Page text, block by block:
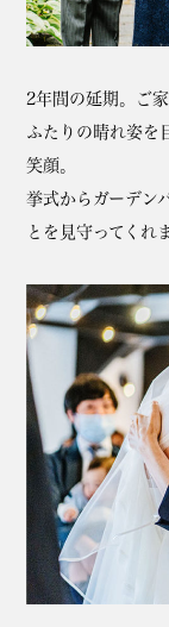
2年間の延期。ご
ふたりの晴れ姿を
笑顔。
挙式からガーデン
とを見守ってくれ